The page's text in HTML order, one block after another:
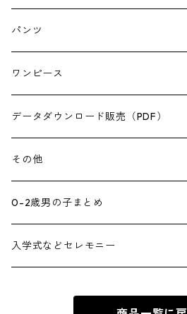
パンツ
ワンピース
データダウンロード販売（PDF）
その他
0-2歳男の子まとめ
入学式などセレモニー